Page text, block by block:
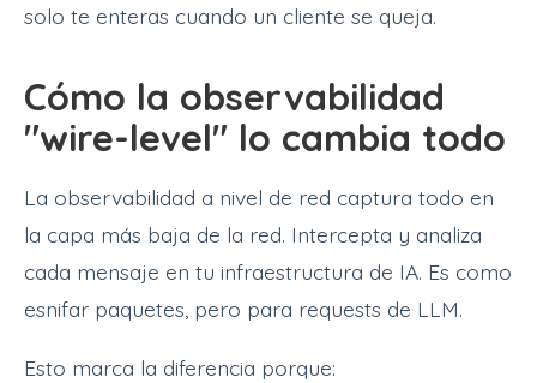
solo te enteras cuando un cliente se queja.
Cómo la observabilidad
"wire-level" lo cambia todo
La observabilidad a nivel de red captura todo en
la capa más baja de la red. Intercepta y analiza
cada mensaje en tu infraestructura de IA. Es como
esnifar paquetes, pero para requests de LLM.
Esto marca la diferencia porque: